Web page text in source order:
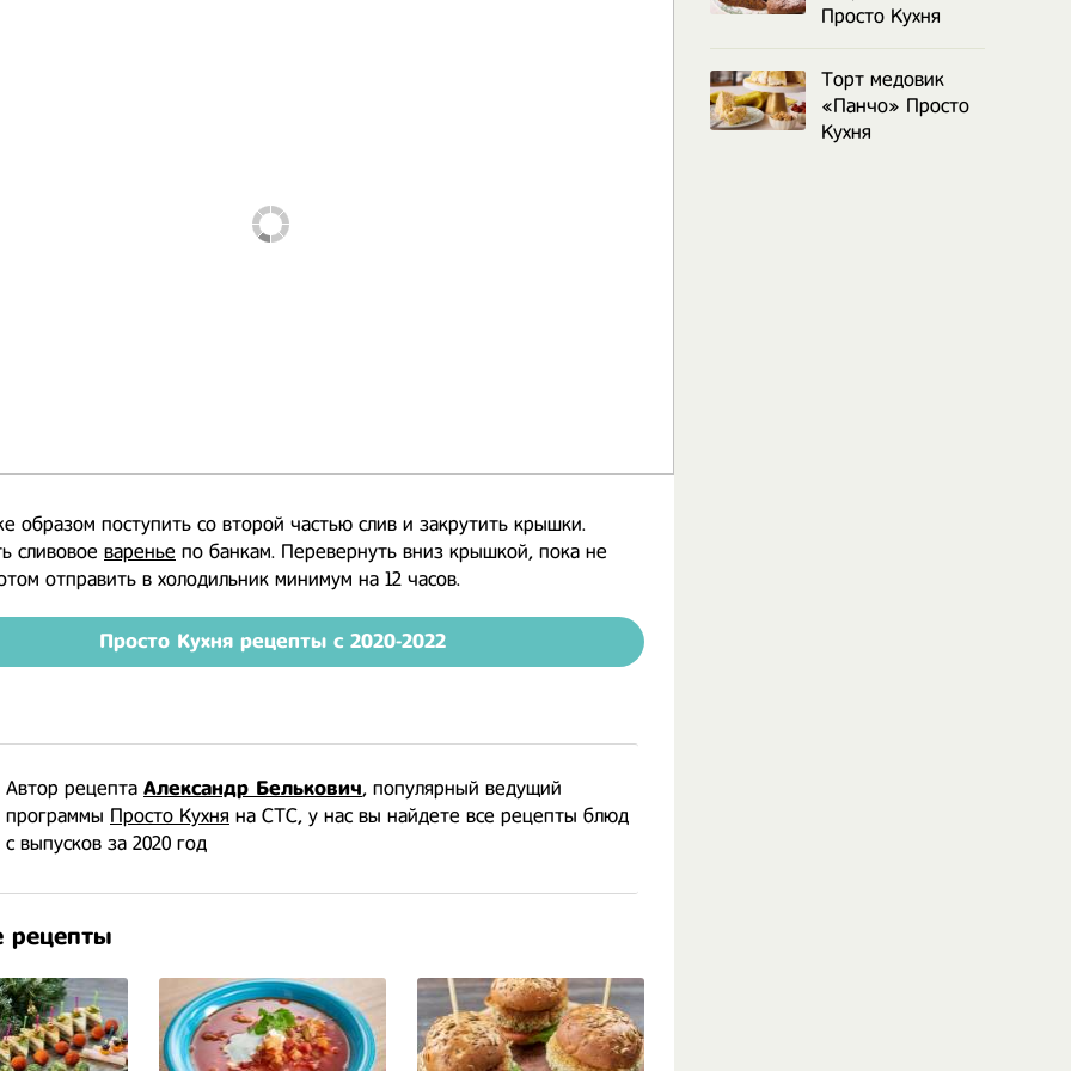
образом поступить со второй частью слив и закрутить крышки.
сливовое варенье по банкам. Перевернуть вниз крышкой, пока не
отправить в холодильник минимум на 12 часов.
Просто Кухня рецепты с 2020-2022
Автор рецепта Александр Белькович, популярный ведущий
программы Просто Кухня на СТС, у нас вы найдете все рецепты блюд
с выпусков за 2020 год
рецепты
Просто Кухня
Торт медовик
«Панчо» Просто
Кухня